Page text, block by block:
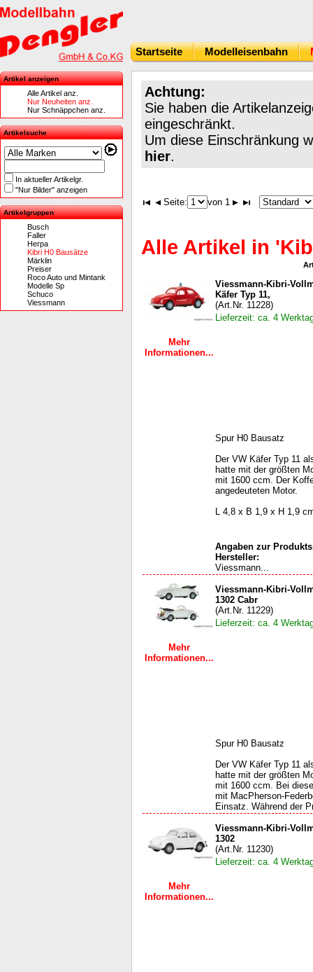
Startseite Modelleisenbahn
Artikel anzeigen
Alle Artikel anz.
Nur Neuheiten anz.
Nur Schnäppchen anz.
Artikelsuche
In aktueller Artikelgr.
"Nur Bilder" anzeigen
Artikelgruppen
Busch
Faller
Herpa
Kibri H0 Bausätze
Märklin
Preiser
Roco Auto und Mintank
Modelle Sp
Schuco
Viessmann
Achtung:
Sie haben die
eingeschränkt.
Um diese Einschränkung
hier.
Seite: von 1
Alle Artikel in
Mehr
Informationen...
Viessmann-Kibri-
Käfer Typ 11,
(Art.Nr. 11228)
Lieferzeit: ca. 4
Spur H0 Bausatz
Der VW Käfer Typ 11
hatte mit der größten
mit 1600 ccm. Der
angedeuteten Motor.
L 4,8 x B 1,9 x H 1,9
Angaben zur
Hersteller:
Viessmann...
Mehr
Informationen...
Viessmann-Kibri-
1302 Cabr
(Art.Nr. 11229)
Lieferzeit: ca. 4
Spur H0 Bausatz
Der VW Käfer Typ 11
hatte mit der größten
mit 1600 ccm. Bei
mit MacPherson-
Einsatz. Während der
Mehr
Informationen...
Viessmann-Kibri-
1302
(Art.Nr. 11230)
Lieferzeit: ca. 4